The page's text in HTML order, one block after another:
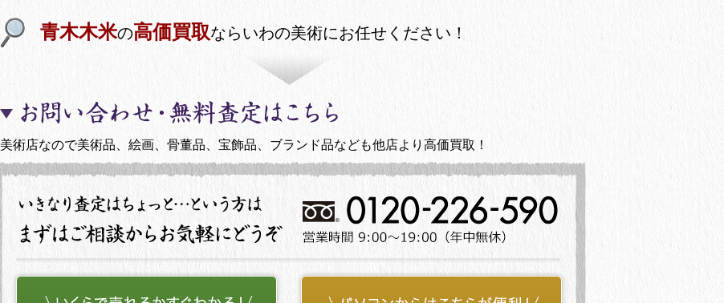
青木木米の高価買取ならいわの美術にお任せください！
美術店なので美術品、絵画、骨董品、宝飾品、ブランド品なども他店より高価買取！